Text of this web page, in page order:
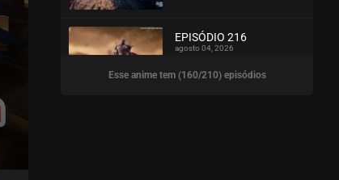
ASSISTIDO
EPISÓDIO 216
agosto 04, 2026
Esse anime tem (160/210) episódios